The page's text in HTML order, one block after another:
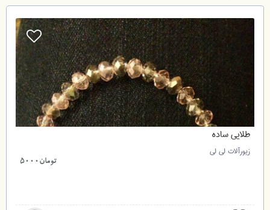
طلایی ساده
زیورآلات لی لی
تومان5000